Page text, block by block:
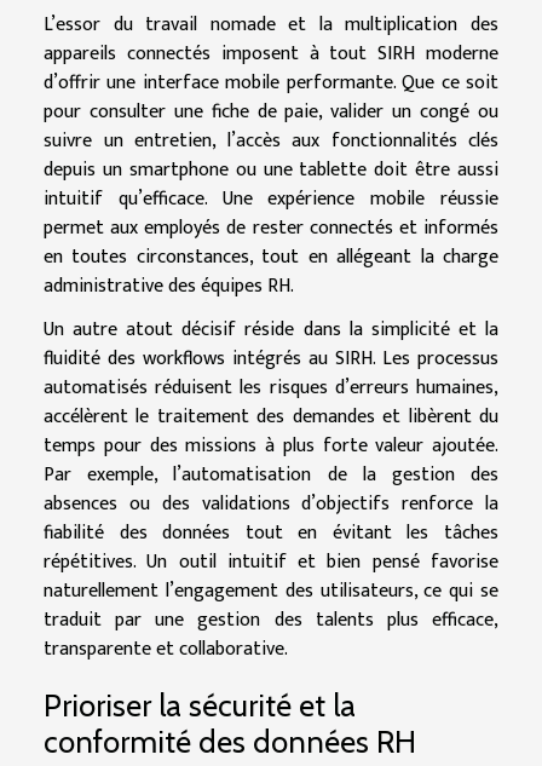
L’essor du travail nomade et la multiplication des
appareils connectés imposent à tout SIRH moderne
d’offrir une interface mobile performante. Que ce soit
pour consulter une fiche de paie, valider un congé ou
suivre un entretien, l’accès aux fonctionnalités clés
depuis un smartphone ou une tablette doit être aussi
intuitif qu’efficace. Une expérience mobile réussie
permet aux employés de rester connectés et informés
en toutes circonstances, tout en allégeant la charge
administrative des équipes RH.
Un autre atout décisif réside dans la simplicité et la
fluidité des workflows intégrés au SIRH. Les processus
automatisés réduisent les risques d’erreurs humaines,
accélèrent le traitement des demandes et libèrent du
temps pour des missions à plus forte valeur ajoutée.
Par exemple, l’automatisation de la gestion des
absences ou des validations d’objectifs renforce la
fiabilité des données tout en évitant les tâches
répétitives. Un outil intuitif et bien pensé favorise
naturellement l’engagement des utilisateurs, ce qui se
traduit par une gestion des talents plus efficace,
transparente et collaborative.
Prioriser la sécurité et la
conformité des données RH